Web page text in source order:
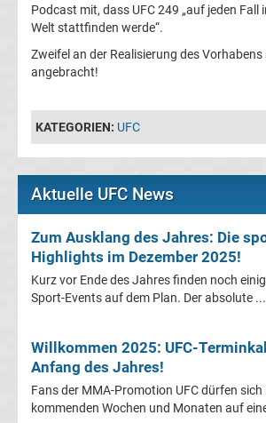
News
DAZN
Programm
&
Infos
Telekom
Eishockey
im
TV
Podcast mit, dass UFC 249 „auf jeden Fall
Welt stattfinden werde“.
Zweifel an der Realisierung des
angebracht!
KATEGORIEN: UFC
Aktuelle UFC News
Zum Ausklang des Jahres: Die
Highlights im Dezember 2025!
Kurz vor Ende des Jahres finden noch
Sport-Events auf dem Plan. Der absolute ...
Willkommen 2025: UFC-
Anfang des Jahres!
Fans der MMA-Promotion UFC dürfen sich
kommenden Wochen und Monaten auf